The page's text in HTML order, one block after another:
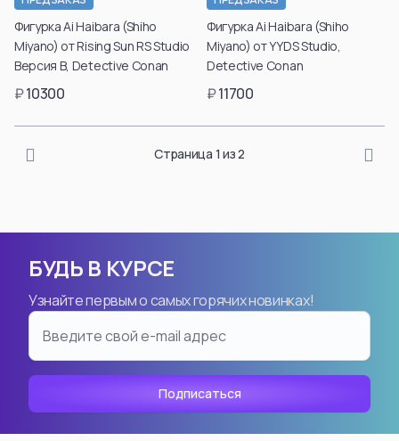
Фигурка Ai Haibara (Shiho
Miyano) от Rising Sun RS Studio
Версия B, Detective Conan
₽10300
Фигурка Ai Haibara (Shiho
Miyano) от YYDS Studio,
Detective Conan
₽11700
Страница 1 из 2
БУДЬ В КУРСЕ
Узнайте первым о самых горячих новинках!